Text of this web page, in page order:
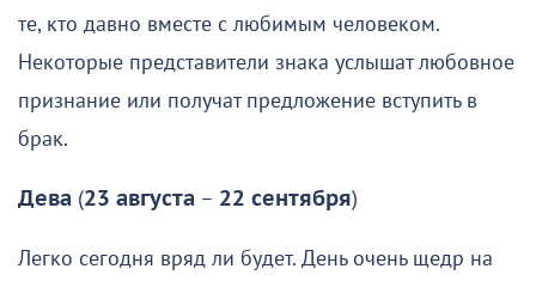
те, кто давно вместе с любимым человеком.
Некоторые представители знака услышат любовное
признание или получат предложение вступить в
брак.
Дева (23 августа – 22 сентября)
Легко сегодня вряд ли будет. День очень щедр на